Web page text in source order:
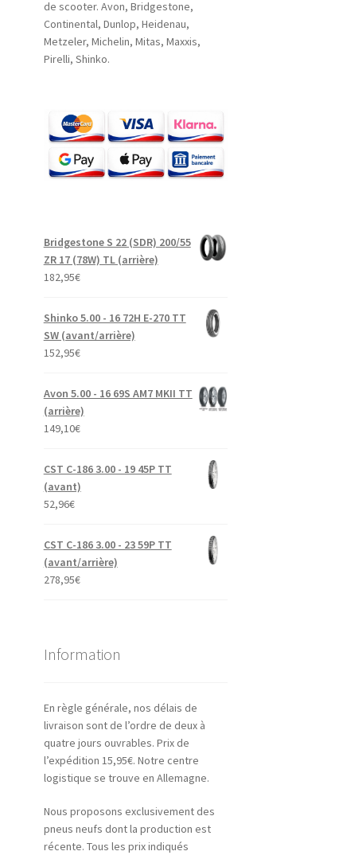
de scooter. Avon, Bridgestone,
Continental, Dunlop, Heidenau,
Metzeler, Michelin, Mitas, Maxxis,
Pirelli, Shinko.
Bridgestone S 22 (SDR) 200/55
ZR 17 (78W) TL (arrière)
182,95€
Shinko 5.00 - 16 72H E-270 TT
SW (avant/arrière)
152,95€
Avon 5.00 - 16 69S AM7 MKII TT
(arrière)
149,10€
CST C-186 3.00 - 19 45P TT
(avant)
52,96€
CST C-186 3.00 - 23 59P TT
(avant/arrière)
278,95€
Information
En règle générale, nos délais de
livraison sont de l’ordre de deux à
quatre jours ouvrables. Prix de
l’expédition 15,95€. Notre centre
logistique se trouve en Allemagne.
Nous proposons exclusivement des
pneus neufs dont la production est
récente. Tous les prix indiqués